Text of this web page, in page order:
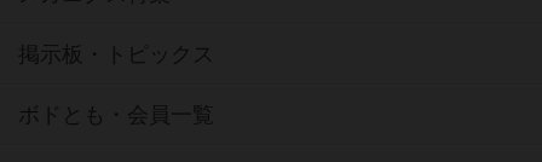
掲示板・トピックス
ボドとも・会員一覧